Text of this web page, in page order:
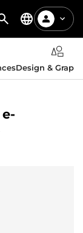
Design &